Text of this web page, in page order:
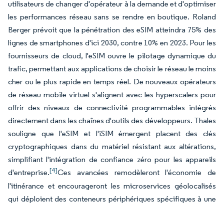
utilisateurs de changer d'opérateur à la demande et d'optimiser
les performances réseau sans se rendre en boutique. Roland
Berger prévoit que la pénétration des eSIM atteindra 75% des
lignes de smartphones d'ici 2030, contre 10% en 2023. Pour les
fournisseurs de cloud, l'eSIM ouvre le pilotage dynamique du
trafic, permettant aux applications de choisir le réseau le moins
cher ou le plus rapide en temps réel. De nouveaux opérateurs
de réseau mobile virtuel s'alignent avec les hyperscalers pour
offrir des niveaux de connectivité programmables intégrés
directement dans les chaînes d'outils des développeurs. Thales
souligne que l'eSIM et l'iSIM émergent placent des clés
cryptographiques dans du matériel résistant aux altérations,
simplifiant l'intégration de confiance zéro pour les appareils
d'entreprise.[4]Ces avancées remodèleront l'économie de
l'itinérance et encourageront les microservices géolocalisés
qui déploient des conteneurs périphériques spécifiques à une